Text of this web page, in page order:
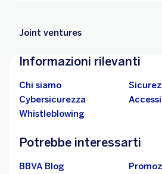
Joint ventures
Informazioni rilevanti
Chi siamo
Cybersicurezza
Whistleblowing
Potrebbe interessarti
BBVA Blog